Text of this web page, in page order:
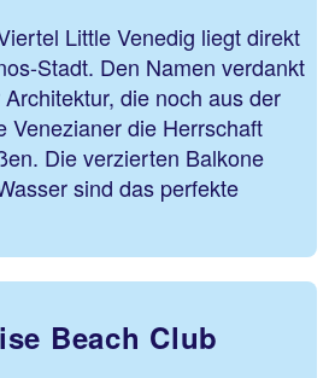
Little Venedig liegt direkt
Stadt. Den Namen verdankt
die noch aus der
Venezianer die Herrschaft
Die verzierten Balkone
sind das perfekte
Beach Club